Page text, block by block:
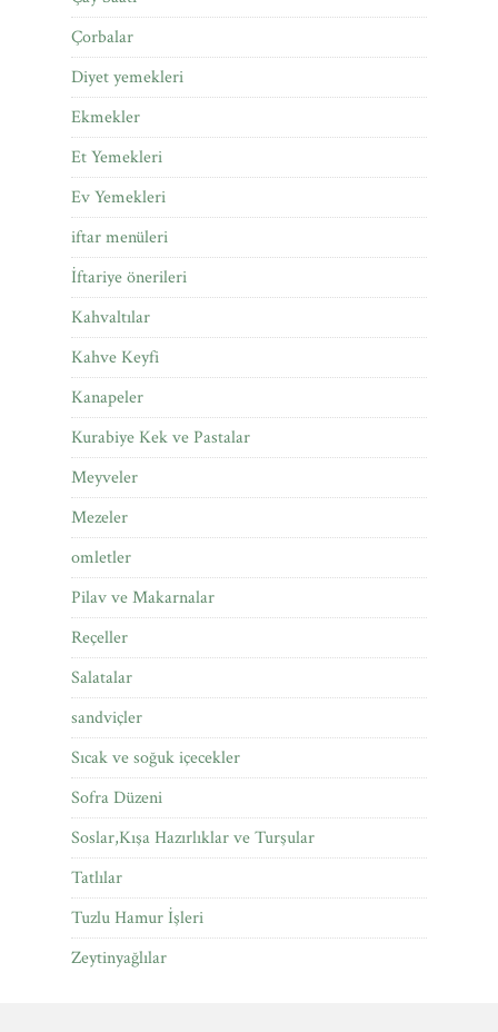
Çorbalar
Diyet yemekleri
Ekmekler
Et Yemekleri
Ev Yemekleri
iftar menüleri
İftariye önerileri
Kahvaltılar
Kahve Keyfi
Kanapeler
Kurabiye Kek ve Pastalar
Meyveler
Mezeler
omletler
Pilav ve Makarnalar
Reçeller
Salatalar
sandviçler
Sıcak ve soğuk içecekler
Sofra Düzeni
Soslar,Kışa Hazırlıklar ve Turşular
Tatlılar
Tuzlu Hamur İşleri
Zeytinyağlılar